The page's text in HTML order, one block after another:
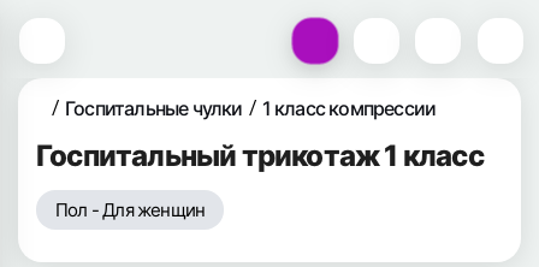
Госпитальные чулки 1 класс компрессии
Госпитальный трикотаж 1 класс
Пол - Для женщин